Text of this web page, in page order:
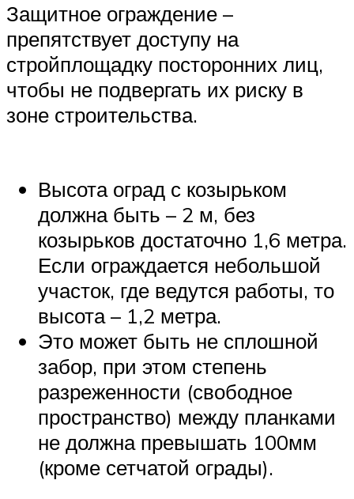
Защитное ограждение –
препятствует доступу на
стройплощадку посторонних лиц,
чтобы не подвергать их риску в
зоне строительства.
Высота оград с козырьком
должна быть – 2 м, без
козырьков достаточно 1,6 метра.
Если ограждается небольшой
участок, где ведутся работы, то
высота – 1,2 метра.
Это может быть не сплошной
забор, при этом степень
разреженности (свободное
пространство) между планками
не должна превышать 100мм
(кроме сетчатой ограды).